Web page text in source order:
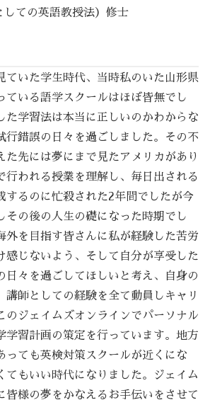
ての英語教授法）修士
ていた学生時代、当時私のいた山形県
ている語学スクールはほぼ皆無でし
た学習法は本当に正しいのかわからな
行錯誤の日々を過ごしました。その不
た先には夢にまで見たアメリカがあり
行われる授業を理解し、毎日出される
するのに忙殺された2年間でしたが今
その後の人生の礎になった時期でし
外を目指す皆さんに私が経験した苦労
感じないよう、そして自分が享受した
日々を過ごしてほしいと考え、自身の
講師としての経験を全て動員しキャリ
のジェイムズオンラインでパーソナル
学習計画の策定を行っています。地方
っても英検対策スクールが近くにな
てもいい時代になりました。ジェイム
皆様の夢をかなえるお手伝いをさせて